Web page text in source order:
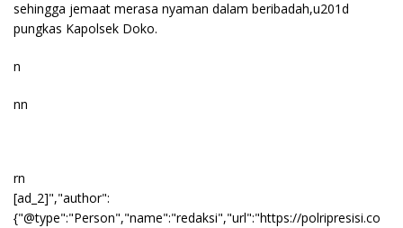
sehingga jemaat merasa nyaman dalam beribadah,u201d
pungkas Kapolsek Doko.
n
nn
rn
[ad_2]","author":
{"@type":"Person","name":"redaksi","url":"https://polripresisi.co